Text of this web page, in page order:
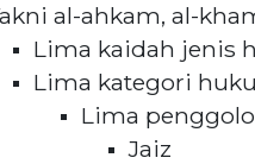
al-ahkam, al-
Lima kaidah jenis
Lima kategori
Lima
Jaiz